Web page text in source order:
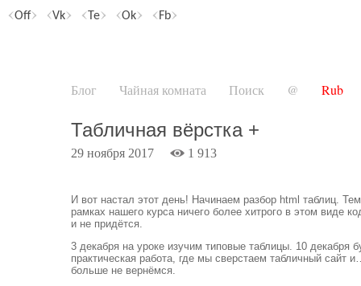
Off Vk Te Ok Fb
Блог Чайная комната Поиск @ Rub
Табличная вёрстка +
29 ноября 2017 1 913
И вот настал этот день! Начинаем разбор html таблиц.
рамках нашего курса ничего более хитрого в этом виде
и не придётся.
3 декабря на уроке изучим типовые таблицы. 10 декабря
практическая работа, где мы сверстаем табличный сайт
больше не вернёмся.